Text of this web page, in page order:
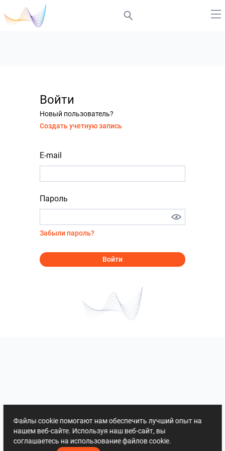
Войти
Новый пользователь?
Создать учетную запись
E-mail
Пароль
Забыли пароль?
Войти
Файлы cookie помогают нам обеспечить лучший опыт на
нашем веб-сайте. Используя наш веб-сайт, вы
соглашаетесь на использование файлов cookie.